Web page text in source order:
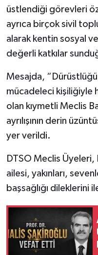
üstlendiği görevleri
ayrıca birçok sivil
alarak kentin sosyal
değerli katkılar
Mesajda,
mücadeleci kişiliğiyle
olan kıymetli Meclis
ayrılışının derin
yer verildi.
DTSO Meclis Üyeleri,
ailesi, yakınları,
başsağlığı dileklerini